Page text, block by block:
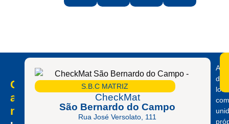
Conheça
as
nossas
S.B.C MATRIZ
CheckMat
São Bernardo do Campo
Rua José Versolato, 111
das
com